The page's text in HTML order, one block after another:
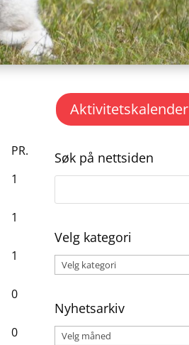
PR.
1
1
1
0
0
Aktivitetskalender
Søk på nettsiden
Velg kategori
Velg
Nyhetsarkiv
Nyhetsarkiv